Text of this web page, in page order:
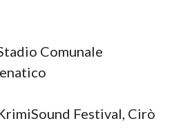
Comunale
Festival, Cirò